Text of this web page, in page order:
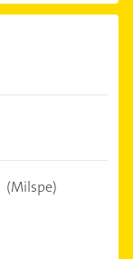
(Milspe)